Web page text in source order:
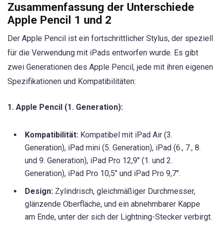
Zusammenfassung der Unterschiede
Apple Pencil 1 und 2
Der Apple Pencil ist ein fortschrittlicher Stylus, der speziell
für die Verwendung mit iPads entworfen wurde. Es gibt
zwei Generationen des Apple Pencil, jede mit ihren eigenen
Spezifikationen und Kompatibilitäten:
1. Apple Pencil (1. Generation):
Kompatibilität: Kompatibel mit iPad Air (3.
Generation), iPad mini (5. Generation), iPad (6., 7., 8.
und 9. Generation), iPad Pro 12,9″ (1. und 2.
Generation), iPad Pro 10,5″ und iPad Pro 9,7″.
Design: Zylindrisch, gleichmäßiger Durchmesser,
glänzende Oberfläche, und ein abnehmbarer Kappe
am Ende, unter der sich der Lightning-Stecker verbirgt.